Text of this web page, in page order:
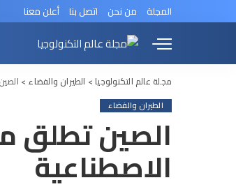
المجلة من نحن اتصل بنا أعلن معنا
مجلة عالم التكنولوجيا> الطيران والفضاء >
الطيران والفضاء
الصين تطلق
الاصطناعية